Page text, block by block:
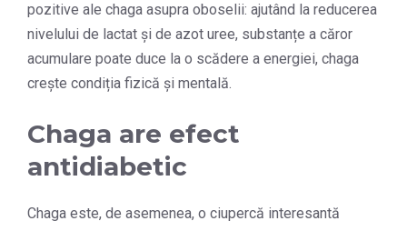
pozitive ale chaga asupra oboselii: ajutând la reducerea
nivelului de lactat și de azot uree, substanțe a căror
acumulare poate duce la o scădere a energiei, chaga
crește condiția fizică și mentală.
Chaga are efect
antidiabetic
Chaga este, de asemenea, o ciupercă interesantă